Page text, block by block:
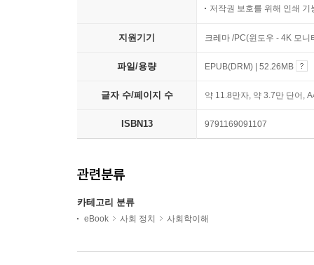
저작권 보호를 위해 인쇄 기
지원기기 크레마 /PC(윈도우 - 4K 모
파일/용량 EPUB(DRM) | 52.26MB
글자 수/페이지 수 약 11.8만자, 약 3.7만 단어,
ISBN13 9791169091107
관련분류
카테고리 분류
eBook 사회 정치 사회학이해